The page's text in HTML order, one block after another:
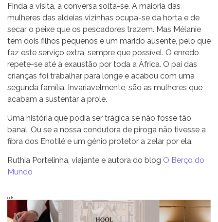
Finda a visita, a conversa solta-se. A maioria das
mulheres das aldeias vizinhas ocupa-se da horta e de
secar o peixe que os pescadores trazem. Mas Mélanie
tem dois filhos pequenos e um marido ausente, pelo que
faz este serviço extra, sempre que possível. O enredo
repete-se até à exaustão por toda a África. O pai das
crianças foi trabalhar para longe e acabou com uma
segunda família. Invariavelmente, são as mulheres que
acabam a sustentar a prole.
Uma história que podia ser trágica se não fosse tão
banal. Ou se a nossa condutora de piroga não tivesse a
fibra dos Ehotilé e um génio protetor a zelar por ela.
Ruthia Portelinha, viajante e autora do blog O Berço do
Mundo
Pub